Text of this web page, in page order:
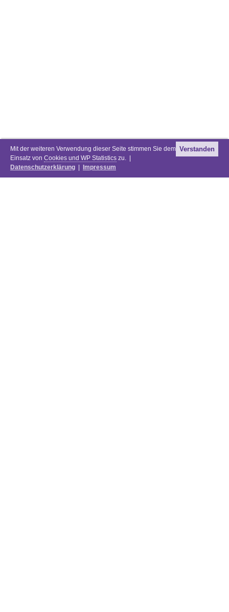
Mit der weiteren Verwendung dieser Seite stimmen Sie dem
Einsatz von Cookies und WP Statistics zu. |
Datenschutzerklärung
Impressum
Verstanden